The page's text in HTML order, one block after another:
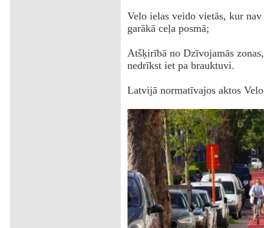
Velo ielas veido vietās, kur
garākā ceļa posmā;
Atšķirībā no Dzīvojamās
nedrīkst iet pa brauktuvi.
Latvijā normatīvajos aktos